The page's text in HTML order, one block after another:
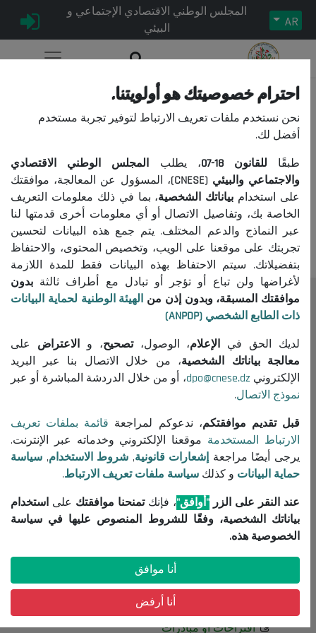
AR
المجلس الوطني الاقتصادي الإجتماعي و
البيئي
#
2008-03-24
[1 article(s)]
# مقال تاريخ نشر
1
حصيلة الأشغال حول ظاهرة الفقر في
الجزائر...
24/03/2008
المجلس
حول المجلس
الرئيس
التنظيم
جميع المنشورات
معلومات مفيدة
إعلانات مناقصات واستشارات
إشعارات قانونية
شروط الاستخدام
سياسة حماية البيانات
سياسة ملفات تعريف الارتباط
(+213) 021 98 01 00|01|02
contact@cnese.dz
اقتراحات أو مبادرات
احترام خصوصيتك هو أولويتنا.
نحن نستخدم ملفات تعريف الارتباط لتوفير تجربة مستخدم
أفضل لك.
طبقًا للقانون 18-07 ، يطلب المجلس الوطني الاقتصادي
والاجتماعي والبيئي (CNESE)
، المسؤول عن المعالجة، موافقتك
على استخدام بياناتك الشخصية، بما في ذلك معلومات التعريف
الخاصة بك، وتفاصيل الاتصال أو أي معلومات أخرى قدمتها لنا
عبر النماذج والدعم المختلف. يتم جمع هذه البيانات لتحسين
تجربتك على موقعنا على الويب، وتخصيص المحتوى، والاحتفاظ
بتفضيلاتك. سيتم الاحتفاظ بهذه البيانات فقط للمدة اللازمة
لأغراضها ولن تباع أو تؤجر أو تبادل مع أطراف ثالثة بدون
موافقتك المسبقة، وبدون إذن من الهيئة الوطنية لحماية البيانات
ذات الطابع الشخصي (ANPDP)
لديك الحق في الإعلام، الوصول،تصحيح، والاعتراض على
معالجة بياناتك الشخصية، من خلال الاتصال بنا عبر البريد
الإلكترونيdpo@cnese.dz، أو من خلال الدردشة المباشرة أو عبر
نموذج الاتصال.
قبل تقديم موافقتكم، ندعوكم لمراجعة قائمة بملفات تعريف
الارتباط المستخدمة موقعنا الإلكتروني وخدماته عبر الإنترنت.
يرجى أيضًا مراجعة إشعارات قانونية, شروط الاستخدام, سياسة
حماية البيانات و كذلك سياسة ملفات تعريف الارتباط.
عند النقر على الزر "أوافق"، فإنكتمنحنا موافقتك على استخدام
بياناتك الشخصية، وفقًا للشروط المنصوص عليها في سياسة
الخصوصية هذه.
أنا موافق
أنا أرفض